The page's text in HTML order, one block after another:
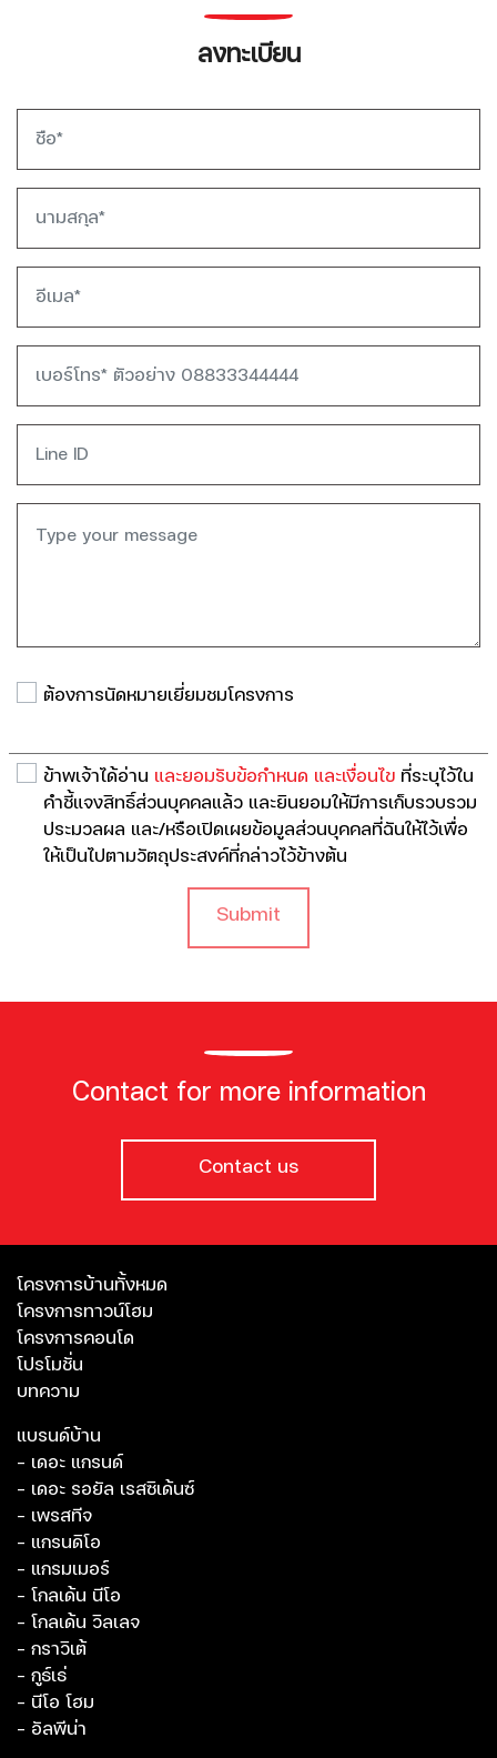
ลงทะเบียน
ต้องการนัดหมายเยี่ยมชมโครงการ
ข้าพเจ้าได้อ่าน และยอมรับข้อกำหนด และเงื่อนไข ที่ระบุไว้ใน
คำชี้แจงสิทธิ์ส่วนบุคคลแล้ว และยินยอมให้มีการเก็บรวบรวม
ประมวลผล และ/หรือเปิดเผยข้อมูลส่วนบุคคลที่ฉันให้ไว้เพื่อ
ให้เป็นไปตามวัตถุประสงค์ที่กล่าวไว้ข้างต้น
Submit
Contact for more information
Contact us
โครงการบ้านทั้งหมด
โครงการทาวน์โฮม
โครงการคอนโด
โปรโมชั่น
บทความ
แบรนด์บ้าน
- เดอะ แกรนด์
- เดอะ รอยัล เรสซิเด้นซ์
- เพรสทีจ
- แกรนดิโอ
- แกรมเมอร์
- โกลเด้น นีโอ
- โกลเด้น วิลเลจ
- กราวิเต้
- กูธ์เธ่
- นีโอ โฮม
- อัลพีน่า